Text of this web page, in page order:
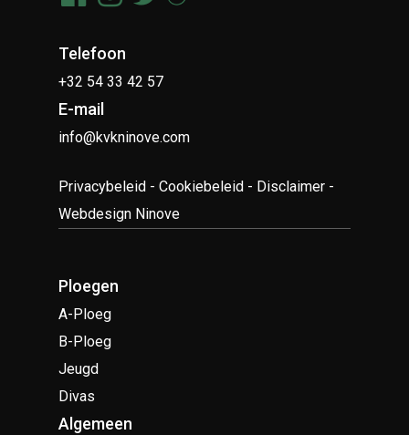
Telefoon
+32 54 33 42 57
E-mail
info@kvkninove.com
Privacybeleid -Cookiebeleid - Disclaimer -
Webdesign Ninove
Ploegen
A-Ploeg
B-Ploeg
Jeugd
Divas
Algemeen